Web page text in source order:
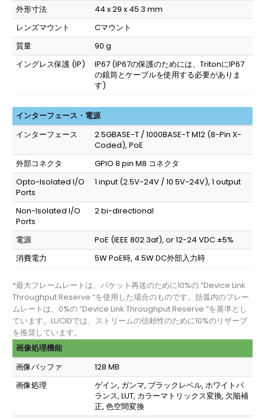
外形寸法
44 x 29 x 45.3 mm
レンズマウント
Cマウント
質量
90 g
イングレス保護 (IP)
IP67 (IP67の保護のためには、TritonにIP67
の鏡筒とケーブルを使用する必要がありま
す)
インターフェース・電源
インターフェース
2.5GBASE-T / 1000BASE-T M12 (8-Pin X-
Coded), PoE
外部コネクタ
GPIO 8 pin M8 コネクタ
Opto-Isolated I/O
Ports
1 input (2.5V-24V / 10.5V-24V), 1 output
Non-Isolated I/O
Ports
2 bi-directional
電源
PoE (IEEE 802.3af), or 12-24 VDC ±5%
消費電力
5W PoE時, 4.5W DC外部入力時
*最大フレームレートは、パケット再送のために10%の “Device Link
Throughput Reserve “を使用した場合のものです。括弧内のフレー
ムレートは、0%の “Device Link Throughput Reserve “を基準とし
ています。LUCIDでは、ストリームの信頼性のために10%のリザーブ
を推奨しています。
画像処理機能
画像バッファ
128 MB
画像処理
ゲイン, ガンマ, ブラックレベル, ホワイトバ
ランス, LUT, カラーマトリックス変換, 欠陥補
正, 色空間変換